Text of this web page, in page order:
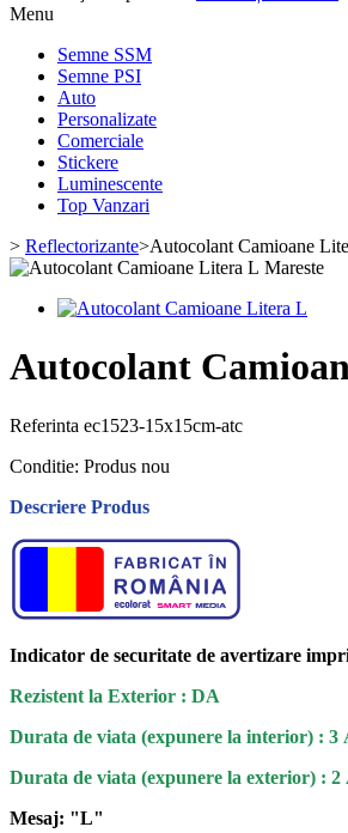
Menu
Semne SSM
Semne PSI
Auto
Personalizate
Comerciale
Stickere
Luminescente
Top Vanzari
> Reflectorizante>Autocolant Camioane
Mareste
Autocolant
Referinta ec1523-15x15cm-atc
Conditie: Produs nou
Descriere Produs
Indicator de securitate de avertizare
Rezistent la Exterior : DA
Durata de viata (expunere la interior) : 3
Durata de viata (expunere la exterior) : 2
Mesaj: "L"